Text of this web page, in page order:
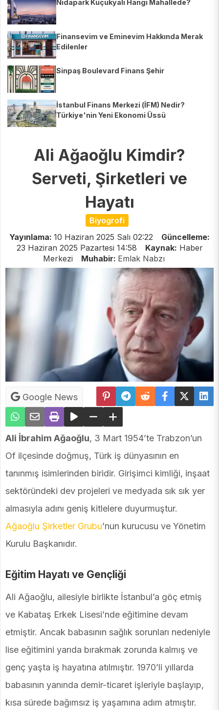
Nidapark Küçükyalı Hangi Mahallede?
Finansevim ve Eminevim Hakkında Merak
Edilenler
Sinpaş Boulevard Finans Şehir
İstanbul Finans Merkezi (İFM) Nedir?
Türkiye'nin Yeni Ekonomi Üssü
Ali Ağaoğlu Kimdir?
Serveti, Şirketleri ve
Hayatı
Biyogrofi
Yayınlama: 10 Haziran 2025 Salı 02:22
Güncelleme:
23 Haziran 2025 Pazartesi 14:58
Kaynak: Haber
Merkezi
Muhabir: Emlak Nabzı
Google News
Ali İbrahim Ağaoğlu, 3 Mart 1954’te Trabzon’un
Of ilçesinde doğmuş, Türk iş dünyasının en
tanınmış isimlerinden biridir. Girişimci kimliği, inşaat
sektöründeki dev projeleri ve medyada sık sık yer
almasıyla adını geniş kitlelere duyurmuştur.
Ağaoğlu Şirketler Grubu’nun kurucusu ve Yönetim
Kurulu Başkanıdır.
Eğitim Hayatı ve Gençliği
Ali Ağaoğlu, ailesiyle birlikte İstanbul’a göç etmiş
ve Kabataş Erkek Lisesi’nde eğitimine devam
etmiştir. Ancak babasının sağlık sorunları nedeniyle
lise eğitimini yarıda bırakmak zorunda kalmış ve
genç yaşta iş hayatına atılmıştır. 1970’li yıllarda
babasının yanında demir-ticaret işleriyle başlayıp,
kısa sürede bağımsız iş yaşamına adım atmıştır.